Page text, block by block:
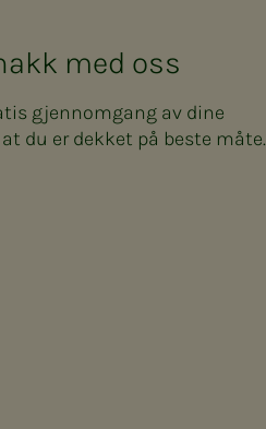
med oss
gjennomgang av dine
du er dekket på beste måte.